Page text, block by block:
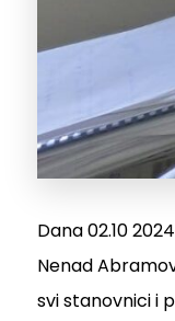
Dana 02.10
Nenad
svi stanovnici i